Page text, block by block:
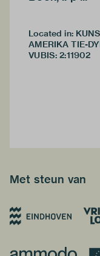
Located in:
AMERIKA TIE-
VUBIS: 2:11902
Met steun van